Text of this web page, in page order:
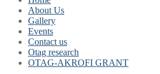
About Us
Gallery
Events
Contact us
Otag research
OTAG-AKROFI GRANT